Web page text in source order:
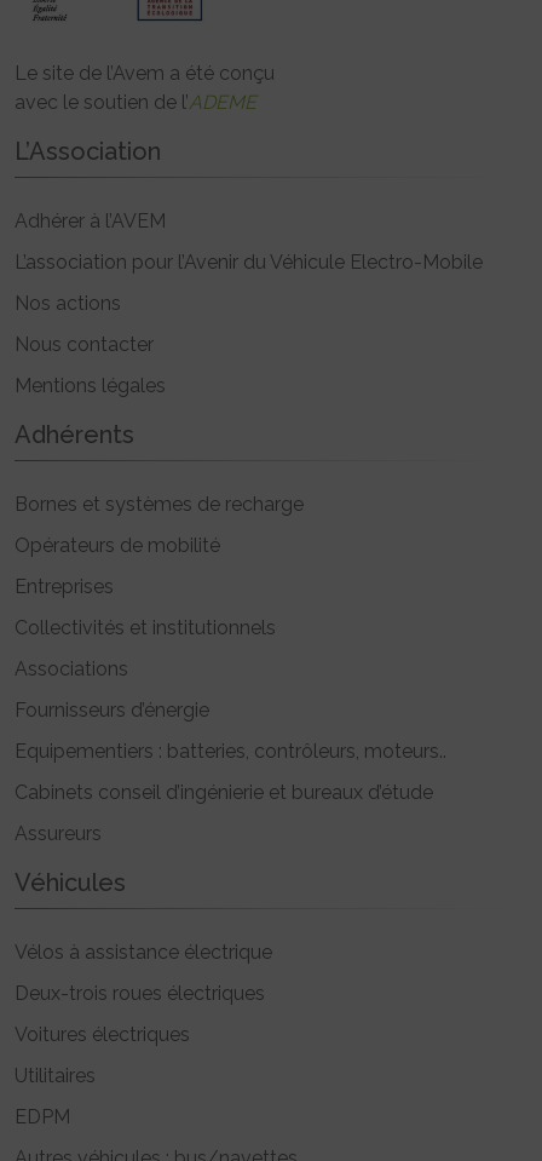
Le site de l’Avem a été conçu
avec le soutien de l’ADEME
L’Association
Adhérer à l’AVEM
L’association pour l’Avenir du Véhicule Electro-Mobile
Nos actions
Nous contacter
Mentions légales
Adhérents
Bornes et systèmes de recharge
Opérateurs de mobilité
Entreprises
Collectivités et institutionnels
Associations
Fournisseurs d’énergie
Equipementiers : batteries, contrôleurs, moteurs..
Cabinets conseil d’ingénierie et bureaux d’étude
Assureurs
Véhicules
Vélos à assistance électrique
Deux-trois roues électriques
Voitures électriques
Utilitaires
EDPM